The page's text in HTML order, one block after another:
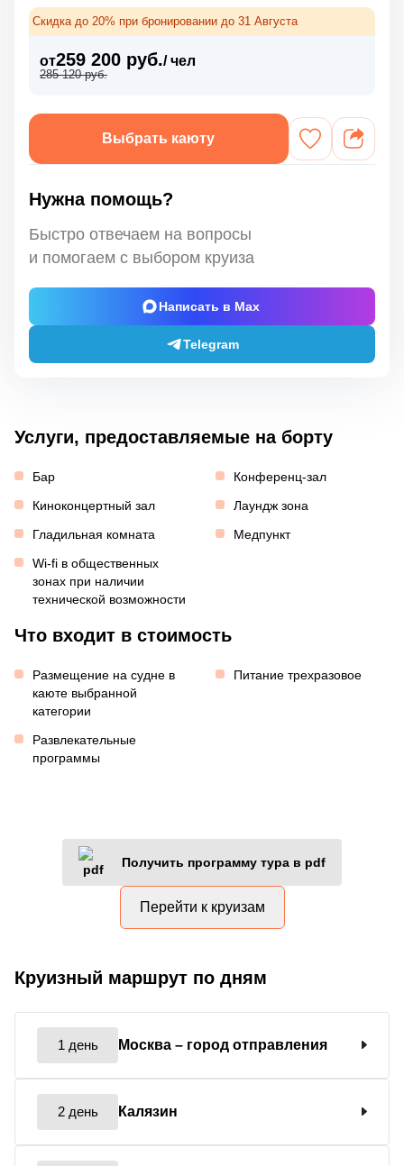
Скидка до 20% при бронировании до 31 Августа
от259 200 руб./ чел
285 120 руб.
Выбрать каюту
Нужна помощь?
Быстро отвечаем на вопросы
и помогаем с выбором круиза
Написать в Max
Telegram
Услуги, предоставляемые на борту
Бар
Конференц-зал
Киноконцертный зал
Лаундж зона
Гладильная комната
Медпункт
Wi-fi в общественных
зонах при наличии
технической возможности
Что входит в стоимость
Размещение на судне в
каюте выбранной
категории
Питание трехразовое
Развлекательные
программы
Получить программу тура в pdf
Перейти к круизам
Круизный маршрут по дням
1 день Москва – город отправления
2 день Калязин